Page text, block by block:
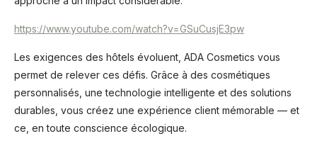
https://www.youtube.com/watch?v=GSuCusjE3pw
Les exigences des hôtels évoluent, ADA Cosmetics vous
permet de relever ces défis. Grâce à des cosmétiques
personnalisés, une technologie intelligente et des solutions
durables, vous créez une expérience client mémorable — et
ce, en toute conscience écologique.